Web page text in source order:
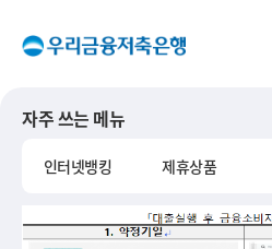
자주 쓰는 메뉴
인터넷뱅킹 제휴상품